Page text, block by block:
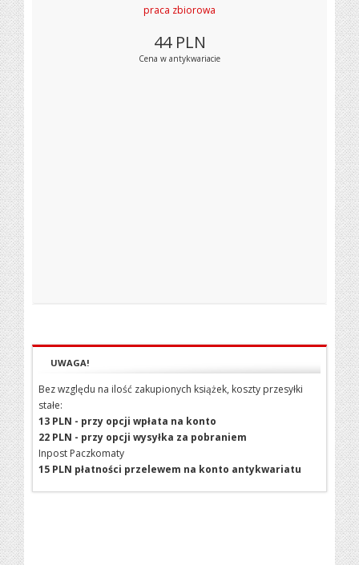
praca zbiorowa
44 PLN
Cena w antykwariacie
UWAGA!
Bez względu na ilość zakupionych książek, koszty przesyłki
stałe:
13 PLN - przy opcji wpłata na konto
22 PLN - przy opcji wysyłka za pobraniem
Inpost Paczkomaty
15 PLN płatności przelewem na konto antykwariatu